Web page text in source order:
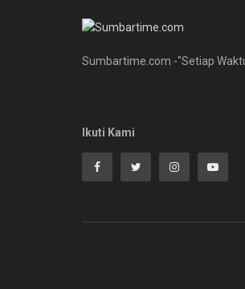
Sumbartime.com -"Setiap
Ikuti Kami